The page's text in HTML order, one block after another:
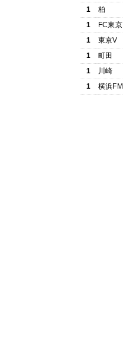
1
柏
1
FC東京
1
東京V
1
町田
1
川崎
1
横浜FM